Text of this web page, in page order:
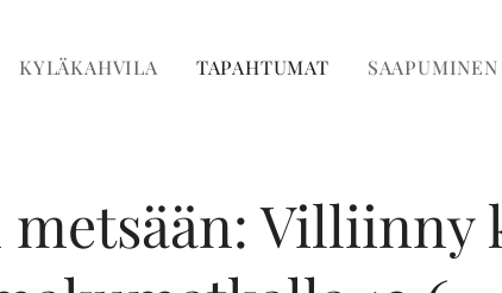
KYLÄKAHVILA TAPAHTUMAT SAAPUMINEN
Villiinny